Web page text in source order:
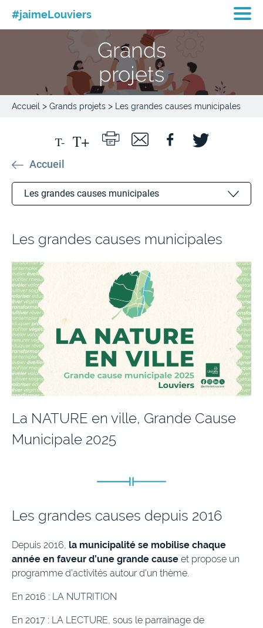
#jaimeLouviers
Grands
projets
Accueil > Grands projets > Les grandes causes municipales
Accueil
Les grandes causes municipales
Politiques publiques municipales
Les grandes causes municipales
La NATURE en ville, Grande Cause
Municipale 2025
Les grandes causes depuis 2016
Depuis 2016, la municipalité se mobilise chaque
année en faveur d’une grande cause et propose un
programme d’activités autour d’un thème.
En 2016 : LA NUTRITION
En 2017 : LA LECTURE, sous le parrainage de